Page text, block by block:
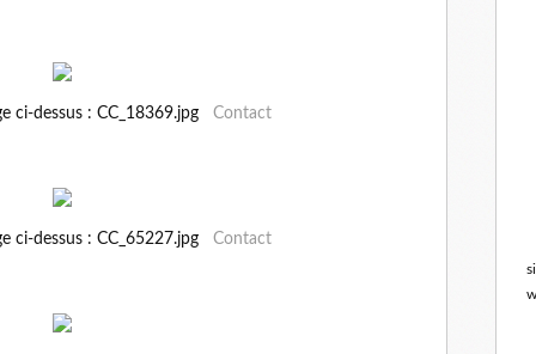
ci-dessus : CC_18369.jpg Contact
ci-dessus : CC_65227.jpg Contact